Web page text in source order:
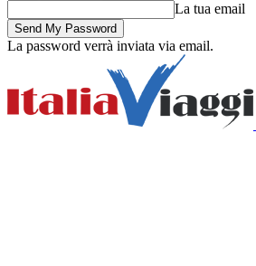
La tua email
La password verrà inviata via email.